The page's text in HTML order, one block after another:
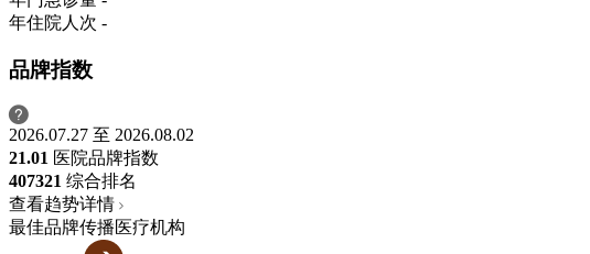
年住院人次 -
品牌指数
2026.07.27 至 2026.08.02
21.01 医院品牌指数
407321 综合排名
查看趋势详情
最佳品牌传播医疗机构